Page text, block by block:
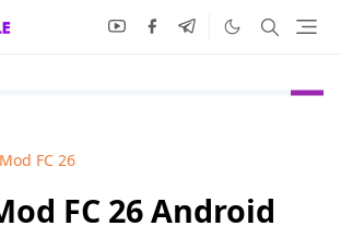
FC 26
FC 26 Android